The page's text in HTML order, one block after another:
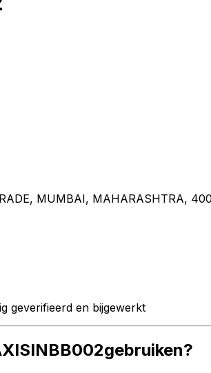
MUMBAI, MAHARASHTRA,
geverifieerd en bijgewerkt